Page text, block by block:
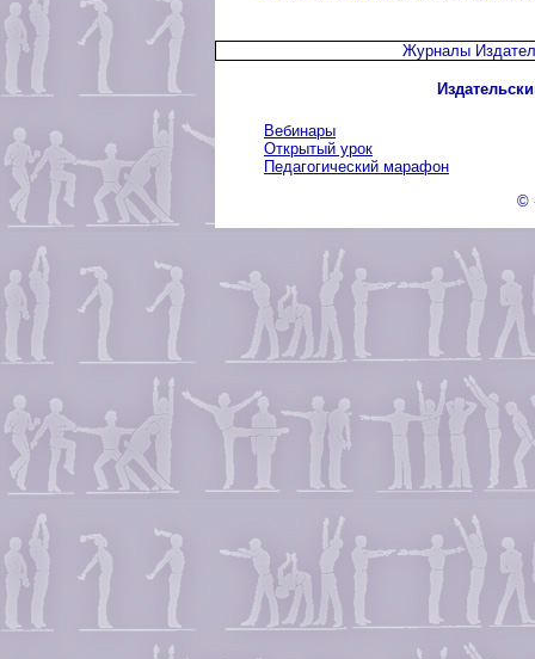
Журналы
Вебинары
Открытый урок
Педагогический марафон
©